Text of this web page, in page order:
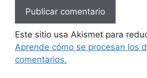
Este sitio usa Akismet para
Aprende cómo se procesan los
comentarios.